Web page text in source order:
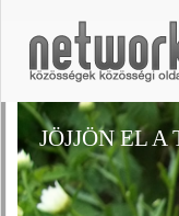
JÖJJÖN EL A